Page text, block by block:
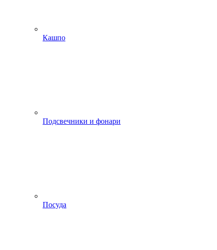
Кашпо
Подсвечники и фонари
Посуда